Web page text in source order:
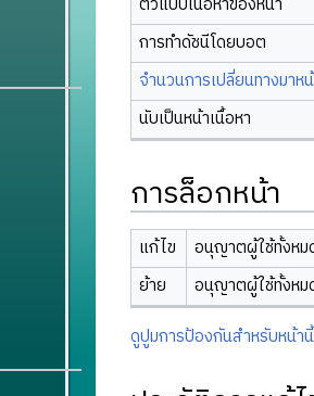
การทำดัชนีโดยบอต
จำนวนการเปลี่ยนทางมาห
นับเป็นหน้าเนื้อหา
การล็อกหน้า
แก้ไข
อนุญาตผู้ใช้ทั้งหม
ย้าย
อนุญาตผู้ใช้ทั้งหม
ดูปูมการป้องกันสำหรับหน้านี้